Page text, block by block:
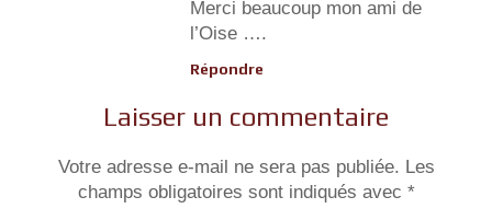
Merci beaucoup mon ami de
l’Oise ….
Répondre
Laisser un commentaire
Votre adresse e-mail ne sera pas publiée. Les
champs obligatoires sont indiqués avec *